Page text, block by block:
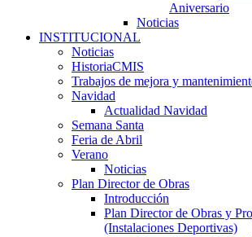
Aniversario
Noticias
INSTITUCIONAL
Noticias
HistoriaCMIS
Trabajos de mejora y
Navidad
Actualidad Navidad
Semana Santa
Feria de Abril
Verano
Noticias
Plan Director de Obras
Introducción
Plan Director de Obras y
(Instalaciones Deportivas)